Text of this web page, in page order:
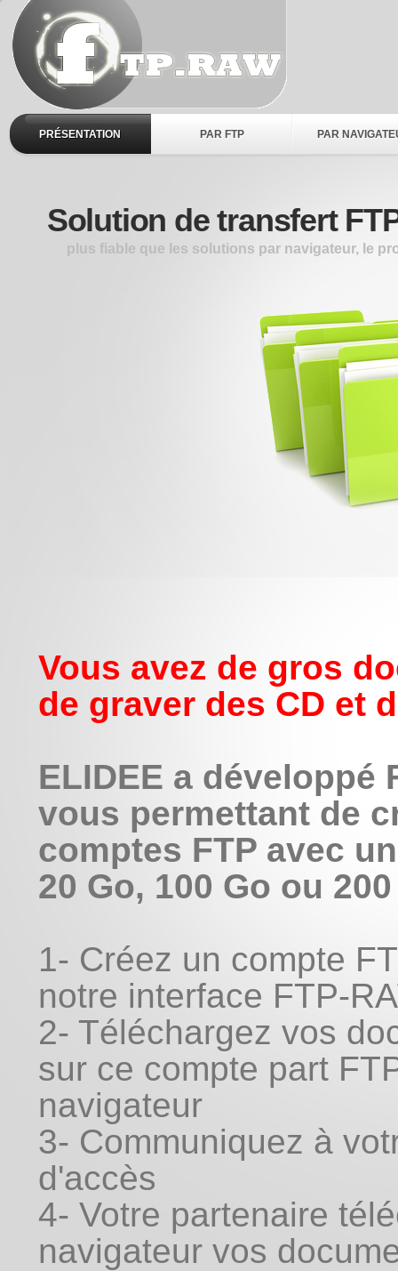
PRÉSENTATION PAR FTP PAR
Solution de transfert
plus fiable que les solutions par navigateur, le
Vous avez de gros
de graver des CD et
ELIDEE a développé
vous permettant de
comptes FTP avec
20 Go, 100 Go ou
1- Créez un compte
notre interface FTP-
2- Téléchargez vos
sur ce compte part
navigateur
3- Communiquez à
d'accès
4- Votre partenaire
navigateur vos